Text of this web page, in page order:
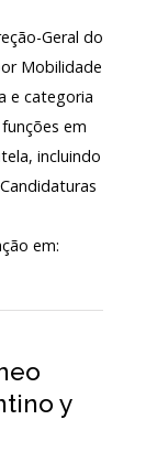
Geral do
Mobilidade
e categoria
em
incluindo
em:
y